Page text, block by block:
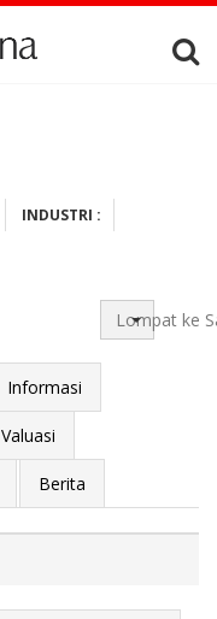
INDUSTRI :
Lompat ke
Informasi
Valuasi
Berita